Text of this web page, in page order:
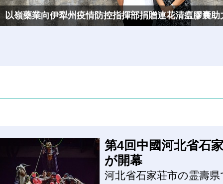
以嶺藥業向伊犁州疫情防控指揮部捐贈連花清瘟膠囊助
第4回中國河北省石
が開幕
河北省石家荘市の霊壽